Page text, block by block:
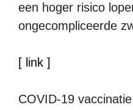
een hoger risico
ongecompliceerde
[ link ]
COVID-19